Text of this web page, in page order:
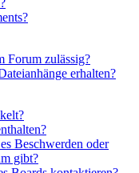
Forum zulässig?
erhalten?
Beschwerden oder
gibt?